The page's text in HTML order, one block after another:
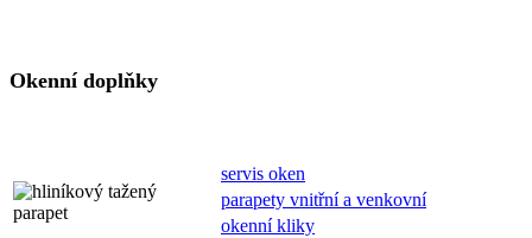
Okenní doplňky
servis oken
parapety vnitřní a venkovní
okenní kliky